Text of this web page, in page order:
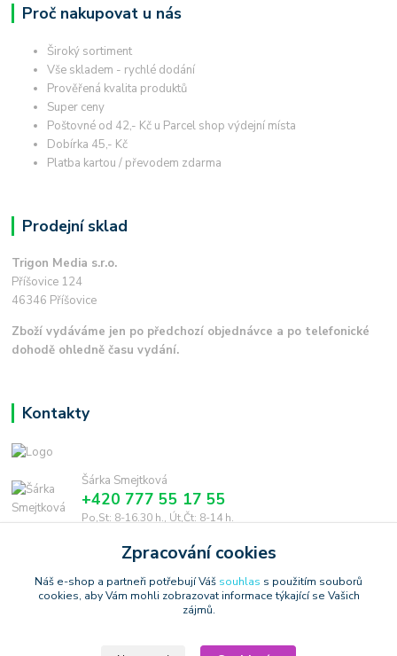
Proč nakupovat u nás
Široký sortiment
Vše skladem - rychlé dodání
Prověřená kvalita produktů
Super ceny
Poštovné od 42,- Kč u Parcel shop výdejní místa
Dobírka 45,- Kč
Platba kartou / převodem zdarma
Prodejní sklad
Trigon Media s.r.o.
Příšovice 124
46346 Příšovice
Zboží vydáváme jen po předchozí objednávce a po telefonické
dohodě ohledně času vydání.
Kontakty
Šárka Smejtková
+420 777 55 17 55
Po,St: 8-16.30 h., Út,Čt: 8-14 h.
smejtkova@trigonmedia.czZpracování cookies
Náš e-shop a partneři potřebují Váš souhlas s použitím souborů
cookies, aby Vám mohli zobrazovat informace týkající se Vašich
zájmů.